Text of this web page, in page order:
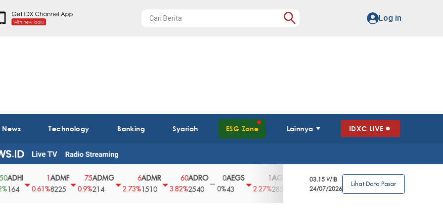
Log in
Technology Banking Syariah ESG Zone Lainnya IDXC LIVE
0.61%
ADMF
8225
75
0.9%
ADMG
214
2.73%
ADMR
1510
3.82%
ADRO
2540
0
0%
AEGS
2.27%2850
3.39%
AGRO
4
2.63%
0%
03.15 WIB
24/07/2026
Lihat Data Pasar